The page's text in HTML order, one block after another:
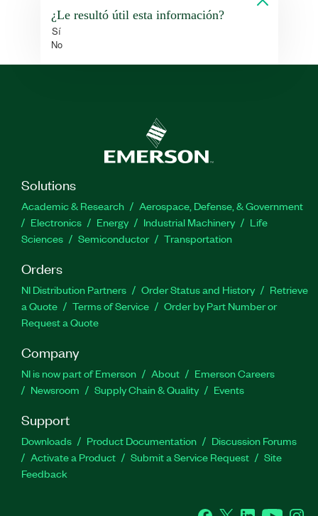
¿Le resultó útil esta información?
Sí
No
Solutions
Academic & Research
Aerospace, Defense, & Government
Electronics
Energy Industrial Machinery
Life
Sciences
Semiconductor Transportation
Orders
NI Distribution Partners Order Status and History
Retrieve
a Quote
Terms of Service
Order by Part Number or
Request a Quote
Company
NI is now part of Emerson About
Emerson Careers
Newsroom
Supply Chain & Quality Events
Support
Downloads Product Documentation
Discussion Forums
Activate a Product
Submit a Service Request
Site
Feedback